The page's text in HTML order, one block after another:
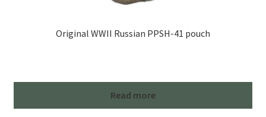
Original WWII Russian PPSH-41 pouch
Read more